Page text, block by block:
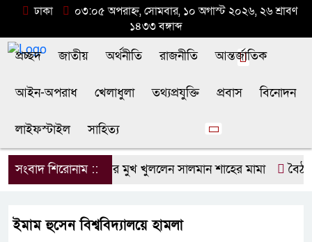
ঢাকা
০৩:০৫ অপরাহ্ন, সোমবার, ১০ অগাস্ট ২০২৬, ২৬ শ্রাবণ
১৪৩৩ বঙ্গাব্দ
প্রচ্ছদ জাতীয় অর্থনীতি রাজনীতি আন্তর্জাতিক
আইন-অপরাধ খেলাধুলা তথ্যপ্রযুক্তি প্রবাস বিনোদন
লাইফস্টাইল সাহিত্য
সংবাদ শিরোনাম ::এবার মুখ খুললেন সালমান শাহের মামা বৈঠকে
ইমাম হুসেন বিশ্ববিদ্যালয়ে হামলা